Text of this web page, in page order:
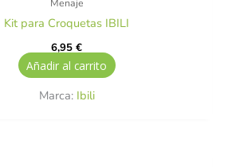
Kit para Croquetas IBILI
6,95€
Añadir al carrito
Marca: Ibili